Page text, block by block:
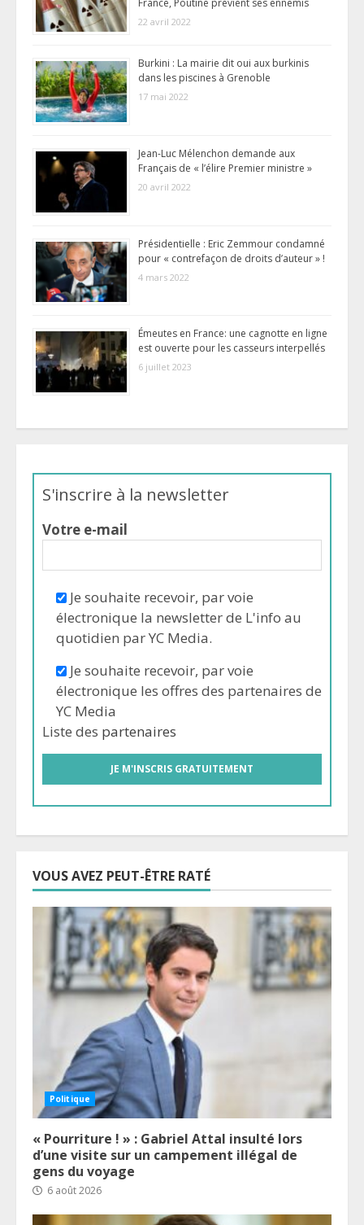
22 avril 2022
Burkini : La mairie dit oui aux burkinis
dans les piscines à Grenoble
17 mai 2022
Jean-Luc Mélenchon demande aux
Français de « l’élire Premier ministre »
20 avril 2022
Présidentielle : Eric Zemmour condamné
pour « contrefaçon de droits d’auteur » !
4 mars 2022
Émeutes en France: une cagnotte en ligne
est ouverte pour les casseurs interpellés
6 juillet 2023
S'inscrire à la newsletter
Votre e-mail
Je souhaite recevoir, par voie
électronique la newsletter de L'info au
quotidien par YC Media.
Je souhaite recevoir, par voie
électronique les offres des partenaires de
YC Media
Liste des partenaires
VOUS AVEZ PEUT-ÊTRE RATÉ
Politique
« Pourriture ! » : Gabriel Attal insulté lors
d’une visite sur un campement illégal de
gens du voyage
6 août 2026